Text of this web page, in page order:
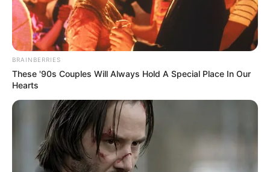
ดูดวงรายวัน
ประจำวันอาทิตย์ 10 กรกฎาคม พ.ศ.
คนวันอาทิตย์
ไพ่ประจำวันของท่าน คือ ไพ่เริ่มต้น
BRAINBERRIES
These '90s Couples Will Always Hold A Special Place In Our
Hearts